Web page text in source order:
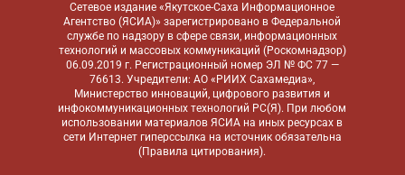
Сетевое издание «Якутское-Саха Информационное
Агентство (ЯСИА)» зарегистрировано в Федеральной
службе по надзору в сфере связи, информационных
технологий и массовых коммуникаций (Роскомнадзор)
06.09.2019 г. Регистрационный номер ЭЛ № ФС 77 —
76613. Учредители: АО «РИИХ Сахамедиа»,
Министерство инноваций, цифрового развития и
инфокоммуникационных технологий РС(Я). При любом
использовании материалов ЯСИА на иных ресурсах в
сети Интернет гиперссылка на источник обязательна
(Правила цитирования).